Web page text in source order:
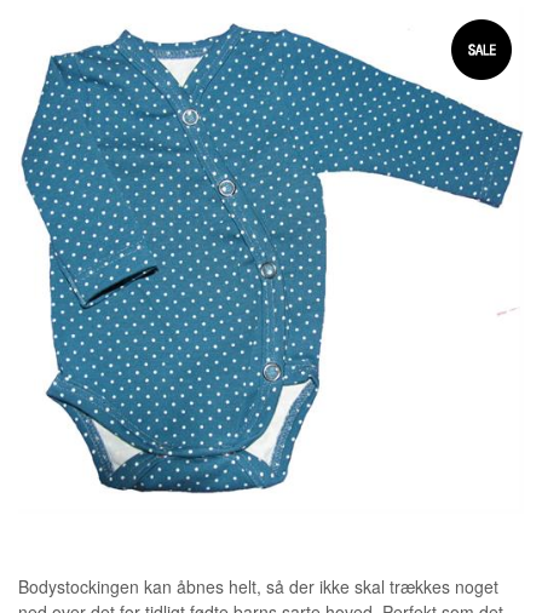
KØBSINFO INFO
FOREDRAG NYHEDSBREV
Bodystockingen kan åbnes helt, så der ikke skal trækkes noget